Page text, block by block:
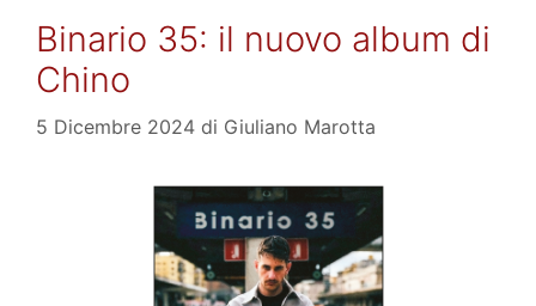
Binario 35: il nuovo album di
Chino
5 Dicembre 2024 di Giuliano Marotta